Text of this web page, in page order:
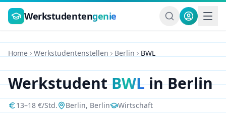
Zum Hauptinhalt springen
Werkstudentengenie
Home Werkstudentenstellen Berlin BWL
WerkstudentBWLinBerlin
13–18 €/Std. Berlin, Berlin Wirtschaft